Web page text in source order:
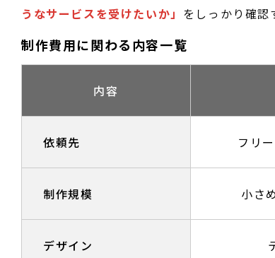
うなサービスを受けたいか」 をしっかり確認
制作費用に関わる内容一覧
内容
依頼先 フリ
制作規模 小さ
デザイン